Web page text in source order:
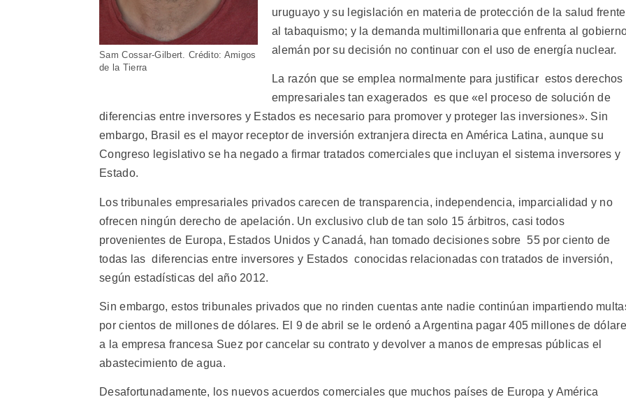
Sam Cossar-Gilbert. Crédito: Amigos
de la Tierra
uruguayo y su legislación en materia de protección de la salud frente
al tabaquismo; y la demanda multimillonaria que enfrenta al
alemán por su decisión no continuar con el uso de energía nuclear.
La razón que se emplea normalmente para justificar estos derechos
empresariales tan exagerados es que «el proceso de solución de
diferencias entre inversores y Estados es necesario para promover y proteger las inversiones». Sin
embargo, Brasil es el mayor receptor de inversión extranjera directa en América Latina, aunque su
Congreso legislativo se ha negado a firmar tratados comerciales que incluyan el sistema inversores y
Estado.
Los tribunales empresariales privados carecen de transparencia, independencia, imparcialidad y no
ofrecen ningún derecho de apelación. Un exclusivo club de tan solo 15 árbitros, casi todos
provenientes de Europa, Estados Unidos y Canadá, han tomado decisiones sobre 55 por ciento de
todas las diferencias entre inversores y Estados conocidas relacionadas con tratados de inversión,
según estadísticas del año 2012.
Sin embargo, estos tribunales privados que no rinden cuentas ante nadie continúan impartiendo
por cientos de millones de dólares. El 9 de abril se le ordenó a Argentina pagar 405 millones de
a la empresa francesa Suez por cancelar su contrato y devolver a manos de empresas públicas el
abastecimiento de agua.
Desafortunadamente, los nuevos acuerdos comerciales que muchos países de Europa y América